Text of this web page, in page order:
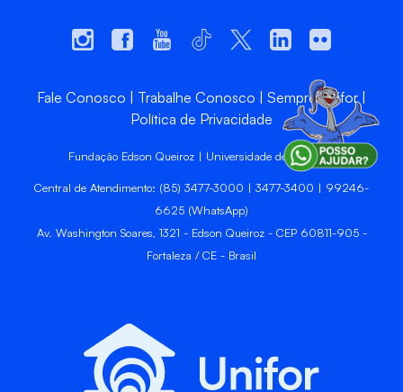
Fale Conosco Trabalhe Conosco
Sempre Unifor
Política de Privacidade
Fundação Edson Queiroz | Universidade de Fortaleza
Central de Atendimento: (85) 3477-3000 | 3477-3400 | 99246-
6625 (WhatsApp)
Av. Washington Soares, 1321 - Edson Queiroz - CEP 60811-905 -
Fortaleza / CE - Brasil